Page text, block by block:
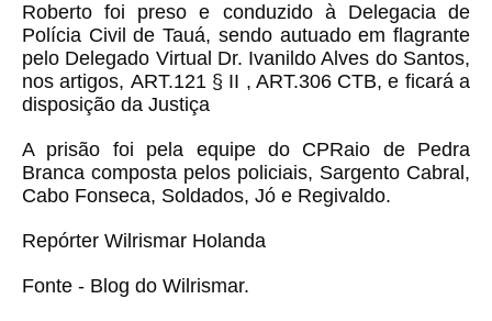
Roberto foi preso e conduzido à Delegacia de
Polícia Civil de Tauá, sendo autuado em flagrante
pelo Delegado Virtual Dr. Ivanildo Alves do Santos,
nos artigos, ART.121 § II , ART.306 CTB, e ficará a
disposição da Justiça
A prisão foi pela equipe do CPRaio de Pedra
Branca composta pelos policiais, Sargento Cabral,
Cabo Fonseca, Soldados, Jó e Regivaldo.
Repórter Wilrismar Holanda
Fonte - Blog do Wilrismar.